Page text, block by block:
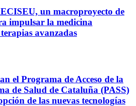
un macroproyecto de
impulsar la medicina
avanzadas
el Programa de Acceso de la
de Salud de Cataluña (PASS)
de las nuevas tecnologías